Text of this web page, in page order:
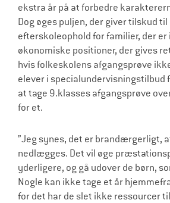
ekstra år på at forbedre
Dog øges puljen, der giver tilskud til
efterskoleophold for familier, der er
økonomiske positioner, der gives
hvis folkeskolens afgangsprøve
elever i specialundervisningstilbud
at tage 9.klasses afgangsprøve
for et.
”Jeg synes, det er brandærgerligt,
nedlægges. Det vil øge
yderligere, og gå udover de børn,
Nogle kan ikke tage et år
for det har de slet ikke ressourcer